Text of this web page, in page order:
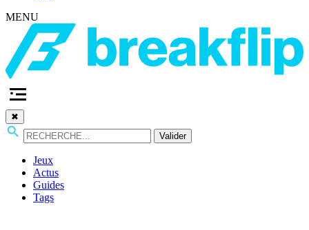
MENU
✖
Valider
Jeux
Actus
Guides
Tags